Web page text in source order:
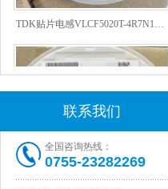
联系我们
全国咨询热线：
0755-23282269